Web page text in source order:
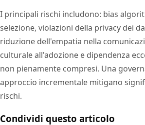
I principali rischi includono: bias
selezione, violazioni della privacy dei
riduzione dell'empatia nella
culturale all'adozione e dipendenza
non pienamente compresi. Una
approccio incrementale mitigano
rischi.
Condividi questo articolo